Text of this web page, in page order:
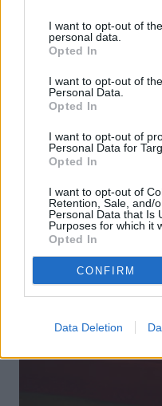
I want to opt-out of
personal data.
Opted In
I want to opt-out of
Personal Data.
Opted In
I want to opt-out of
Personal Data for
Opted In
I want to opt-out of
Retention, Sale, and/
Personal Data that Is
Purposes for which it
Opted In
CONFIRM
Data Deletion
Świat
28 kwietnia 2025, 12:58
Jest data
zdecydował
papieża